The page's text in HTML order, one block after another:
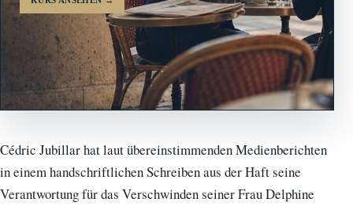
Cédric Jubillar hat laut übereinstimmenden Medienberichten
in einem handschriftlichen Schreiben aus der Haft seine
Verantwortung für das Verschwinden seiner Frau Delphine